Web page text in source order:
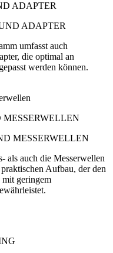
ADAPTER
umfasst auch
die optimal an
werden können.
als auch die Messerwellen
Aufbau, der den
geringem